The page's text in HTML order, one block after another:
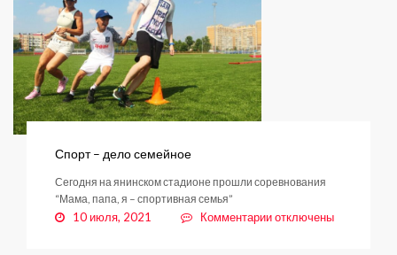
Спорт – дело семейное
Сегодня на янинском стадионе прошли соревнования
“Мама, папа, я – спортивная семья”
10 июля, 2021 Комментариикотключены